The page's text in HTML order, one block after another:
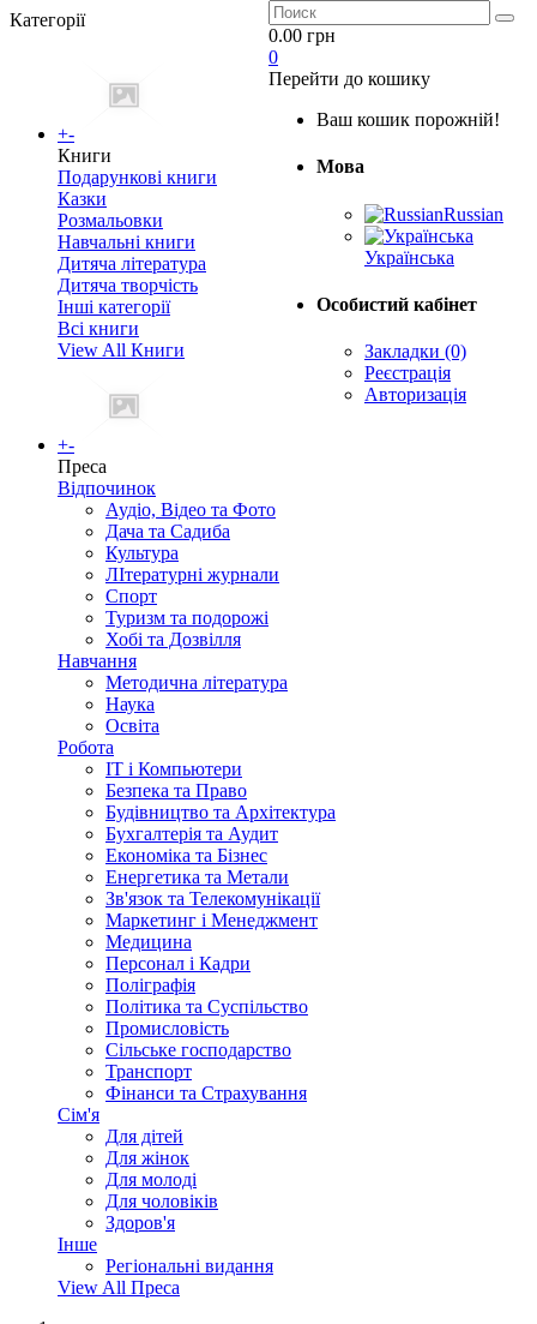
Категорії
+-
Книги
Подарункові книги
Казки
Розмальовки
Навчальні книги
Дитяча література
Дитяча творчість
Інші категорії
Всі книги
View All Книги
+-
Преса
Відпочинок
Аудіо, Відео та Фото
Дача та Садиба
Культура
ЛІтературні журнали
Спорт
Туризм та подорожі
Хобі та Дозвілля
Навчання
Методична література
Наука
Освіта
Робота
IT і Компьютери
Безпека та Право
Будівництво та Архітектура
Бухгалтерія та Аудит
Економіка та Бізнес
Енергетика та Метали
Зв'язок та Телекомунікації
Маркетинг і Менеджмент
Медицина
Персонал і Кадри
Поліграфія
Політика та Суспільство
Промисловість
Сільське господарство
Транспорт
Фінанси та Страхування
Сім'я
Для дітей
Для жінок
Для молоді
Для чоловіків
Здоров'я
Інше
Регіональні видання
View All Преса
0.00 грн
0
Перейти до кошику
Ваш кошик порожній!
Мова
Russian
Українська
Особистий кабінет
Закладки (0)
Реєстрація
Авторизація